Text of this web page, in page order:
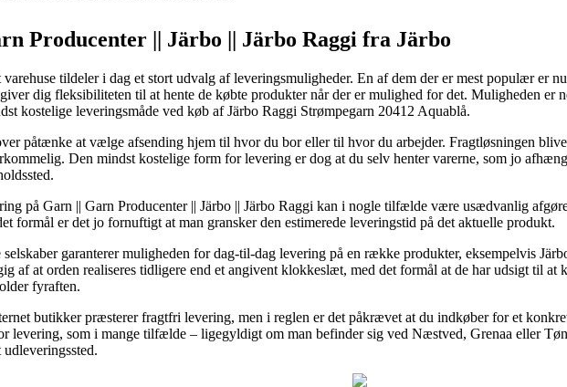
Producenter || Järbo || Järbo Raggi fra Järbo
tildeler i dag et stort udvalg af leveringsmuligheder. En af dem der er mest populær er
dig fleksibiliteten til at hente de købte produkter når der er mulighed for det. Muligheden er
kostelige leveringsmåde ved køb af Järbo Raggi Strømpegarn 20412 Aquablå.
påtænke at vælge afsending hjem til hvor du bor eller til hvor du arbejder. Fragtløsningen
Den mindst kostelige form for levering er dog at du selv henter varerne, som jo
på Garn || Garn Producenter || Järbo || Järbo Raggi kan i nogle tilfælde være usædvanlig
formål er det jo fornuftigt at man gransker den estimerede leveringstid på det aktuelle produkt.
garanterer muligheden for dag-til-dag levering på en række produkter, eksempelvis
af at orden realiseres tidligere end et angivent klokkeslæt, med det formål at de har udsigt til at
fyraften.
butikker præsterer fragtfri levering, men i reglen er det påkrævet at du indkøber for et
levering, som i mange tilfælde – ligegyldigt om man befinder sig ved Næstved, Grenaa eller